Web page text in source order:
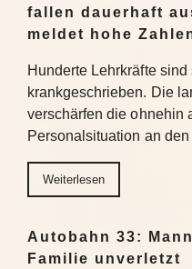
fallen dauerhaft
meldet hohe
Hunderte Lehrkräfte
krankgeschrieben. Die
verschärfen die ohnehin
Personalsituation an
Weiterlesen
Autobahn 33:
Familie unverletzt